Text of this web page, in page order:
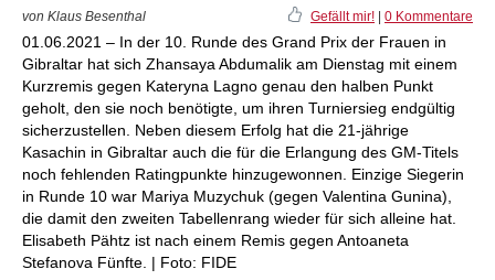
von Klaus Besenthal Gefällt mir! 0 Kommentare
01.06.2021 – In der 10. Runde des Grand Prix der Frauen in
Gibraltar hat sich Zhansaya Abdumalik am Dienstag mit einem
Kurzremis gegen Kateryna Lagno genau den halben Punkt
geholt, den sie noch benötigte, um ihren Turniersieg endgültig
sicherzustellen. Neben diesem Erfolg hat die 21-jährige
Kasachin in Gibraltar auch die für die Erlangung des GM-Titels
noch fehlenden Ratingpunkte hinzugewonnen. Einzige Siegerin
in Runde 10 war Mariya Muzychuk (gegen Valentina Gunina),
die damit den zweiten Tabellenrang wieder für sich alleine hat.
Elisabeth Pähtz ist nach einem Remis gegen Antoaneta
Stefanova Fünfte. | Foto: FIDE